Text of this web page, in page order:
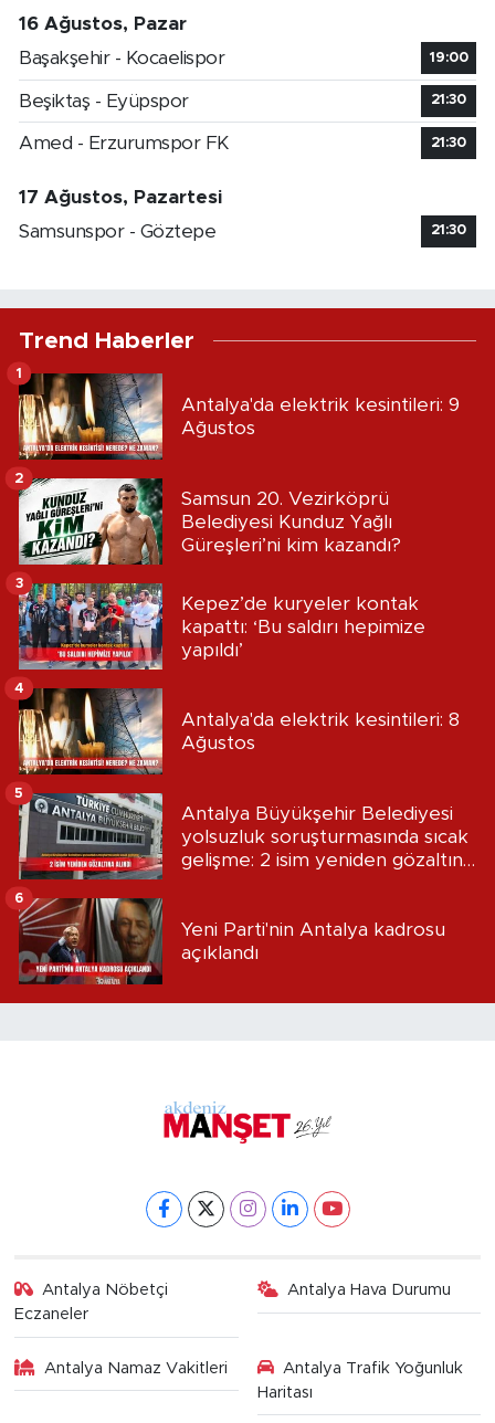
16 Ağustos, Pazar
Başakşehir - Kocaelispor
19:00
Beşiktaş - Eyüpspor 21:30
Amed - Erzurumspor FK 21:30
17 Ağustos, Pazartesi
Samsunspor - Göztepe
21:30
Trend Haberler
Antalya'da elektrik kesintileri: 9
Ağustos
1
Samsun 20. Vezirköprü
Belediyesi Kunduz Yağlı
Güreşleri’ni kim kazandı?
2
Kepez’de kuryeler kontak
kapattı: ‘Bu saldırı hepimize
yapıldı’
3
Antalya'da elektrik kesintileri: 8
Ağustos
4
Antalya Büyükşehir Belediyesi
yolsuzluk soruşturmasında sıcak
gelişme: 2 isim yeniden gözaltına
5
Yeni Parti'nin Antalya kadrosu
açıklandı
6
Antalya Nöbetçi
Eczaneler
Antalya Hava Durumu
Antalya Namaz Vakitleri
Antalya Trafik Yoğunluk
Haritası